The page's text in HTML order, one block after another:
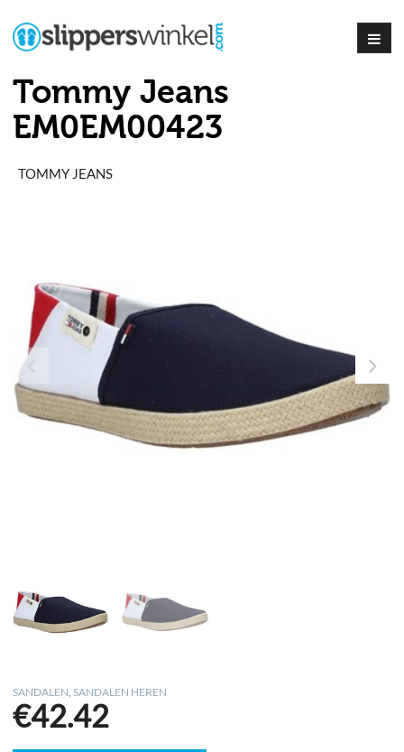
Tommy Jeans
EM0EM00423
TOMMY JEANS
SANDALEN ,SANDALEN HEREN
€42.42